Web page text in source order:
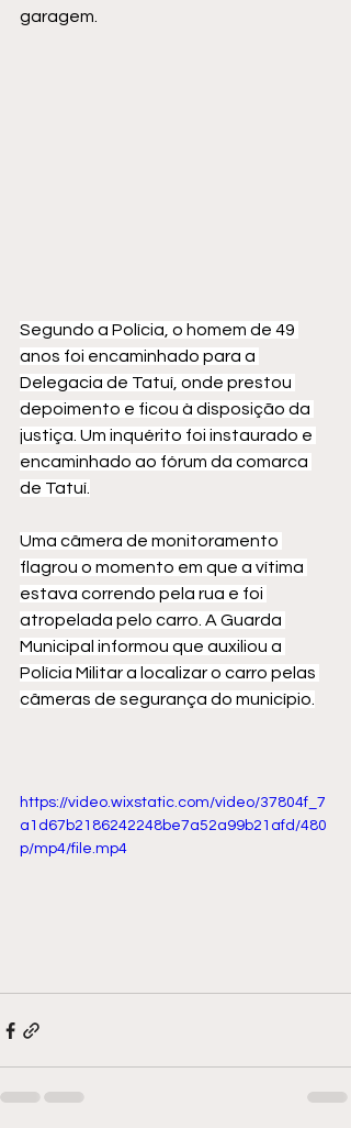
garagem.
Segundo a Polícia, o homem de 49
anos foi encaminhado para a
Delegacia de Tatuí, onde prestou
depoimento e ficou à disposição da
justiça. Um inquérito foi instaurado e
encaminhado ao fórum da comarca
de Tatuí.
Uma câmera de monitoramento
flagrou o momento em que a vítima
estava correndo pela rua e foi
atropelada pelo carro. A Guarda
Municipal informou que auxiliou a
Polícia Militar a localizar o carro pelas
câmeras de segurança do município.
https://video.wixstatic.com/video/37804f_7
a1d67b2186242248be7a52a99b21afd/480
p/mp4/file.mp4